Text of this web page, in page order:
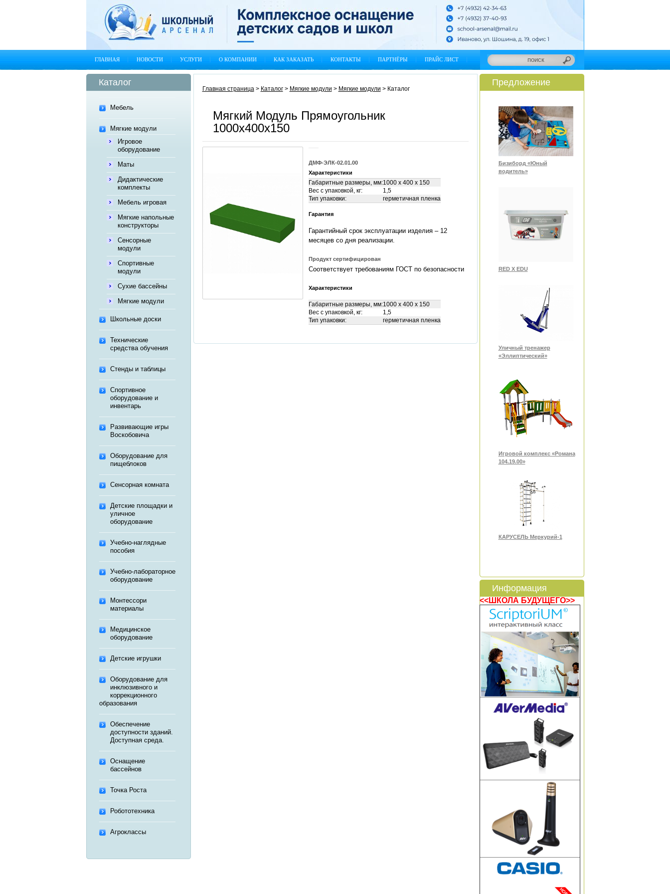
ГЛАВНАЯ НОВОСТИ УСЛУГИ О КОМПАНИИ КАК ЗАКАЗАТЬ КОНТАКТЫ ПАРТНЁРЫ ПРАЙС ЛИСТ
Каталог
Мебель
Мягкие модули
Игровое
оборудование
Маты
Дидактические
комплекты
Мебель игровая
Мягкие напольные
конструкторы
Сенсорные
модули
Спортивные
модули
Сухие бассейны
Мягкие модули
Школьные доски
Технические
средства обучения
Стенды и таблицы
Спортивное
оборудование и
инвентарь
Развивающие игры
Воскобовича
Оборудование для
пищеблоков
Сенсорная комната
Детские площадки и
уличное
оборудование
Учебно-наглядные
пособия
Учебно-лабораторное
оборудование
Монтессори
материалы
Медицинское
оборудование
Детские игрушки
Оборудование для
инклюзивного и
коррекционного
образования
Обеспечение
доступности зданий.
Доступная среда.
Оснащение
бассейнов
Точка Роста
Робототехника
Агроклассы
Главная страница> Каталог> Мягкие модули > Мягкие модули > Каталог
Мягкий Модуль Прямоугольник
1000x400x150
ДМФ-ЭЛК-02.01.00
Характеристики
Габаритные размеры, мм:1000 x 400 x 150
Вес с упаковкой, кг:
1,5
Тип упаковки:
герметичная пленка
Гарантия
Гарантийный срок эксплуатации изделия – 12
месяцев со дня реализации.
Продукт сертифицирован
Соответствует требованиям ГОСТ по безопасности
Характеристики
Габаритные размеры, мм:1000 x 400 x 150
Вес с упаковкой, кг:
1,5
Тип упаковки:
герметичная пленка
Предложение
Бизиборд «Юный
водитель»
RED X EDU
Уличный тренажер
«Эллиптический»
Игровой комплекс «Романа
104.19.00»
КАРУСЕЛЬ Меркурий-1
Информация
<<ШКОЛА БУДУЩЕГО>>